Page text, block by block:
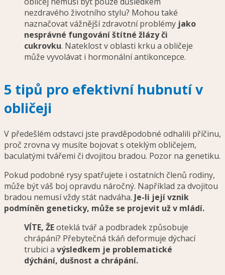
nezdravého životního stylu? Mohou také
naznačovat vážnější zdravotní problémy jako
nesprávné fungování štítné žlázy či
cukrovku. Nateklost v oblasti krku a obličeje
může vyvolávat i hormonální antikoncepce.
5 tipů pro efektivní hubnutí v
obličeji
V předešlém odstavci jste pravděpodobné odhalili příčinu,
proč zrovna vy musíte bojovat s oteklým obličejem,
baculatými tvářemi či dvojitou bradou. Pozor na genetiku.
Pokud podobné rysy spatřujete i ostatních členů rodiny,
může být váš boj opravdu náročný. Například za dvojitou
bradou nemusí vždy stát nadváha. Je-li její vznik
podmíněn geneticky, může se projevit už v mládí.
VÍTE, ŽEoteklá tvář a podbradek způsobuje
chrápání? Přebytečná tkáň deformuje dýchací
trubici a výsledkem je problematické
dýchání, dušnost a chrápání.